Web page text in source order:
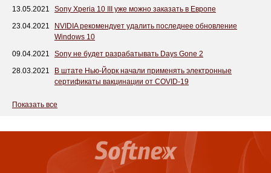
13.05.2021
Sony Xperia 10 III уже можно заказать в Европе
23.04.2021
NVIDIA рекомендует удалить последнее обновление
Windows 10
09.04.2021
Sony не будет разрабатывать Days Gone 2
28.03.2021
В штате Нью-Йорк начали применять электронные
сертификаты вакцинации от COVID-19
Показать все